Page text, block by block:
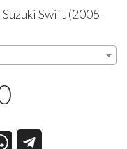
Swift (2005-